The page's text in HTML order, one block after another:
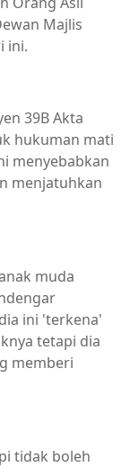
Majlis
ini.
39B Akta
hukuman mati
menyebabkan
menjatuhkan
muda
ini 'terkena'
tetapi dia
memberi
tidak boleh